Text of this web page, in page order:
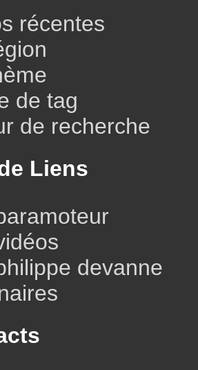
récentes
de tag
de recherche
Liens
devanne